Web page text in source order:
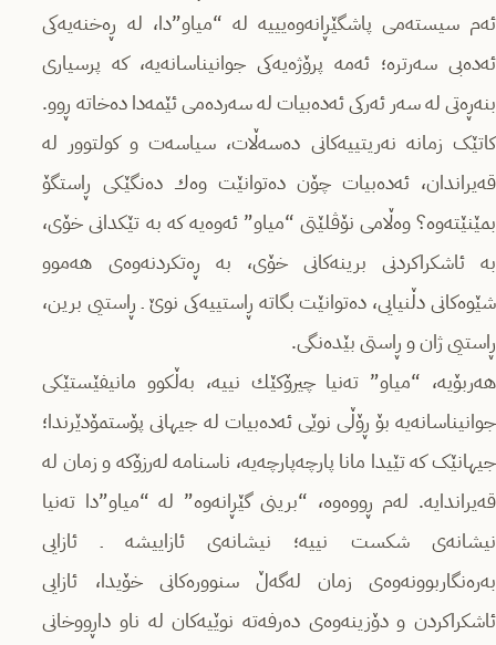
ئەم سیسته‌می پاشگێڕانەوەیییە لە “میاو”دا، لە ڕەخنەیه‌كی
ئەدەبی سه‌رتره‌؛ ئەمە پرۆژەیەکی جوانیناسانەیە، کە پرسیاری
بنه‌ڕه‌تی لە سەر ئەرکی ئەدەبیات لە سەردەمی ئێمەدا ده‌خاته‌ ڕوو.
کاتێک زمانە نەریتییەکانی دەسەڵات، سیاسه‌ت و کولتوور لە
قەیراندان، ئەدەبیات چۆن دەتوانێت وه‌ك دەنگێکی ڕاستگۆ
بمێنێتەوە؟ وەڵامی نۆڤلێتی “میاو” ئەوەیە کە بە تێکدانی خۆی،
بە ئاشکراکردنی برینەکانی خۆی، بە ڕەتکردنەوەی هەموو
شێوەکانی دڵنیایی، دەتوانێت بگاتە ڕاستییەکی نوێ ـ ڕاستیی برین،
ڕاستیی ژان و ڕاستی بێدەنگی.
هه‌ربۆیه‌، “میاو” تەنیا چیرۆكێك نییه‌، بەڵکوو مانیفێستێکی
جوانیناسانەیە بۆ ڕۆڵی نوێی ئەدەبیات لە جیهانی پۆستمۆدێرندا؛
جیهانێک کە تێیدا مانا پارچەپارچەیە، ناسنامە لەرزۆکە و زمان لە
قەیراندایە. لەم ڕووەوە، “برینی گێڕانەوە” لە “میاو”دا ته‌نیا
نیشانەی شکست نییه‌؛ نیشانەی ئازاییشه‌ ـ ئازایی
بەرەنگاربوونەوەی زمان لەگەڵ سنوورەکانی خۆیدا، ئازایی
ئاشكراكردن و دۆزینه‌وه‌ی دەرفەتە نوێیه‌کان لە ناو داڕووخانی